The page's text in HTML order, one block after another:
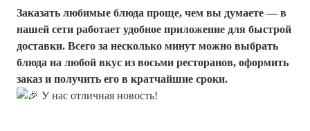
Заказать любимые блюда проще, чем вы думаете — в
нашей сети работает удобное приложение для быстрой
доставки. Всего за несколько минут можно выбрать
блюда на любой вкус из восьми ресторанов, оформить
заказ и получить его в кратчайшие сроки.